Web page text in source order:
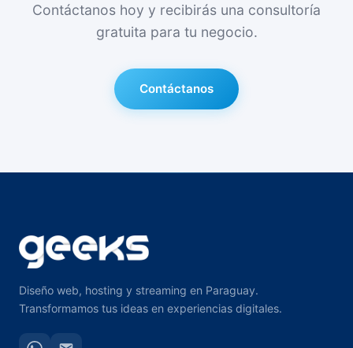
Contáctanos hoy y recibirás una consultoría
gratuita para tu negocio.
Contáctanos
Diseño web, hosting y streaming en Paraguay.
Transformamos tus ideas en experiencias digitales.